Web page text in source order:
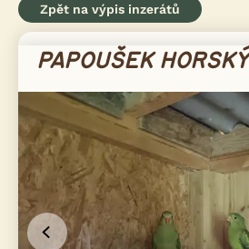
Zpět na výpis inzerátů
PAPOUŠEK HORSKÝ